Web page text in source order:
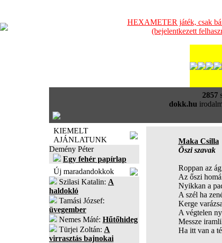
HEXAMETER játék, csak
(bejelentkezett
2857
dokk.hu
KIEMELT
AJÁNLATUNK
Demény Péter
Egy fehér papírlap
Új maradandokkok
Szilasi Katalin: A
haldokló
Tamási József:
üvegember
Nemes Máté: Hűtőhideg
Türjei Zoltán: A
virrasztás bajnokai
Maka Csilla
Õszi szavak
Roppan az ág
Az őszi
Nyikkan a
A szél ha
Kerge
A végtelen
Messze
Ha itt van a